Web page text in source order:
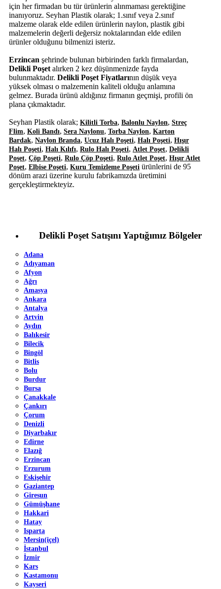
için her firmadan bu tür ürünlerin alınmaması gerektiğine
inanıyoruz. Seyhan Plastik olarak; 1.sınıf veya 2.sınıf
malzeme olarak elde edilen ürünlerin naylon, plastik gibi
malzemelerin değerli değersiz noktalarından elde edilen
ürünler olduğunu bilmenizi isteriz.
Erzincan şehrinde bulunan birbirinden farklı firmalardan,
Delikli Poşet alırken 2 kez düşünmenizde fayda
bulunmaktadır. Delikli Poşet Fiyatlarının düşük veya
yüksek olması o malzemenin kaliteli olduğu anlamına
gelmez. Burada ürünü aldığınız firmanın geçmişi, profili ön
plana çıkmaktadır.
Seyhan Plastik olarak; Kilitli Torba, Balonlu Naylon, Streç
Flim, Koli Bandı, Sera Naylonu, Torba Naylon, Karton
Bardak, Naylon Branda, Ucuz Halı Poşeti, Halı Poşeti, Hışır
Halı Poşeti, Halı Kılıfı, Rulo Halı Poşeti, Atlet Poşet, Delikli
Poşet, Çöp Poşeti, Rulo Çöp Poşeti, Rulo Atlet Poşet, Hışır Atlet
Poşet, Elbise Poşeti, Kuru Temizleme Poşeti ürünlerini de 95
dönüm arazi üzerine kurulu fabrikamızda üretimini
gerçekleştirmekteyiz.
Delikli Poşet Satışını Yaptığımız Bölgeler
Adana
Adıyaman
Afyon
Ağrı
Amasya
Ankara
Antalya
Artvin
Aydın
Balıkesir
Bilecik
Bingöl
Bitlis
Bolu
Burdur
Bursa
Çanakkale
Çankırı
Çorum
Denizli
Diyarbakır
Edirne
Elazığ
Erzincan
Erzurum
Eskişehir
Gaziantep
Giresun
Gümüşhane
Hakkari
Hatay
Isparta
Mersin(içel)
İstanbul
İzmir
Kars
Kastamonu
Kayseri